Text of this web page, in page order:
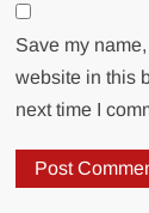
Save my
website in this
next time I